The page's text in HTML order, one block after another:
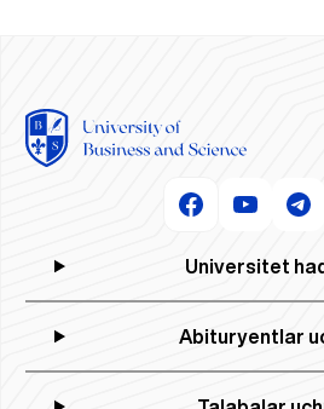
Universitet
Abituryentlar